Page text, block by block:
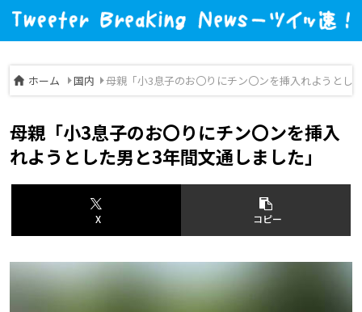
ホーム 国内 母親「小3息子のお〇りにチン〇ンを挿入れようとし
母親「小3息子のお〇りにチン〇ンを挿入
れようとした男と3年間文通しました」
X コピー